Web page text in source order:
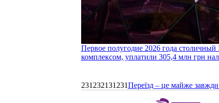
Первое полугодие 2026 года
комплексом, уплатили 305,4 млн грн
231232131231Переїзд – це майже